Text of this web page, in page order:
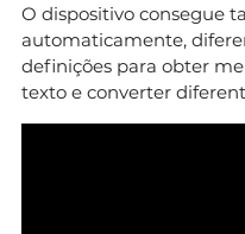
O dispositivo consegue
automaticamente,
definições para obter
texto e converter